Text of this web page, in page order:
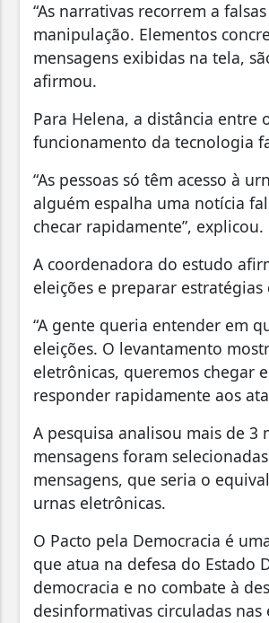
“As narrativas recorrem a
manipulação. Elementos
mensagens exibidas na tela,
afirmou.
Para Helena, a distância entre
funcionamento da tecnologia
“As pessoas só têm acesso à
alguém espalha uma notícia
checar rapidamente”, explicou.
A coordenadora do estudo
eleições e preparar
“A gente queria entender em
eleições. O levantamento
eletrônicas, queremos chegar
responder rapidamente aos
A pesquisa analisou mais de 3
mensagens foram
mensagens, que seria o
urnas eletrônicas.
O Pacto pela Democracia é
que atua na defesa do Estado
democracia e no combate à
desinformativas circuladas nas